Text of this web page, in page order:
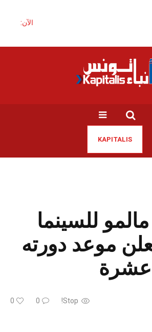
الآن:
KAPITALIS
للسينما
موعد دورته
عشرة
Stop!
0
0